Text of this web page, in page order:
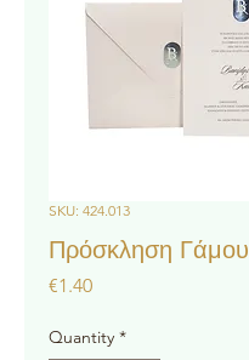
SKU: 424.013
Πρόσκληση Γάμου
€1.40Price
Quantity *